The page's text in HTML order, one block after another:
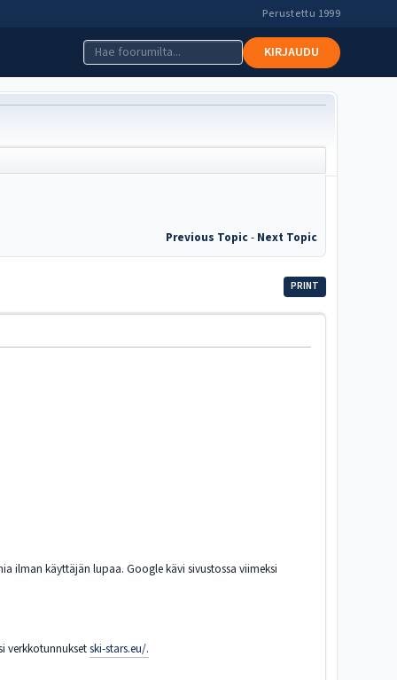
Perustettu 1999
KIRJAUDU
Previous Topic- Next Topic
PRINT
ilman käyttäjän lupaa. Google kävi sivustossa viimeksi
verkkotunnuksetski-stars.eu/.